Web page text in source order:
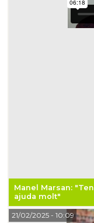
Manel Marsan:
ajuda molt"
21/02/2025- 10:09